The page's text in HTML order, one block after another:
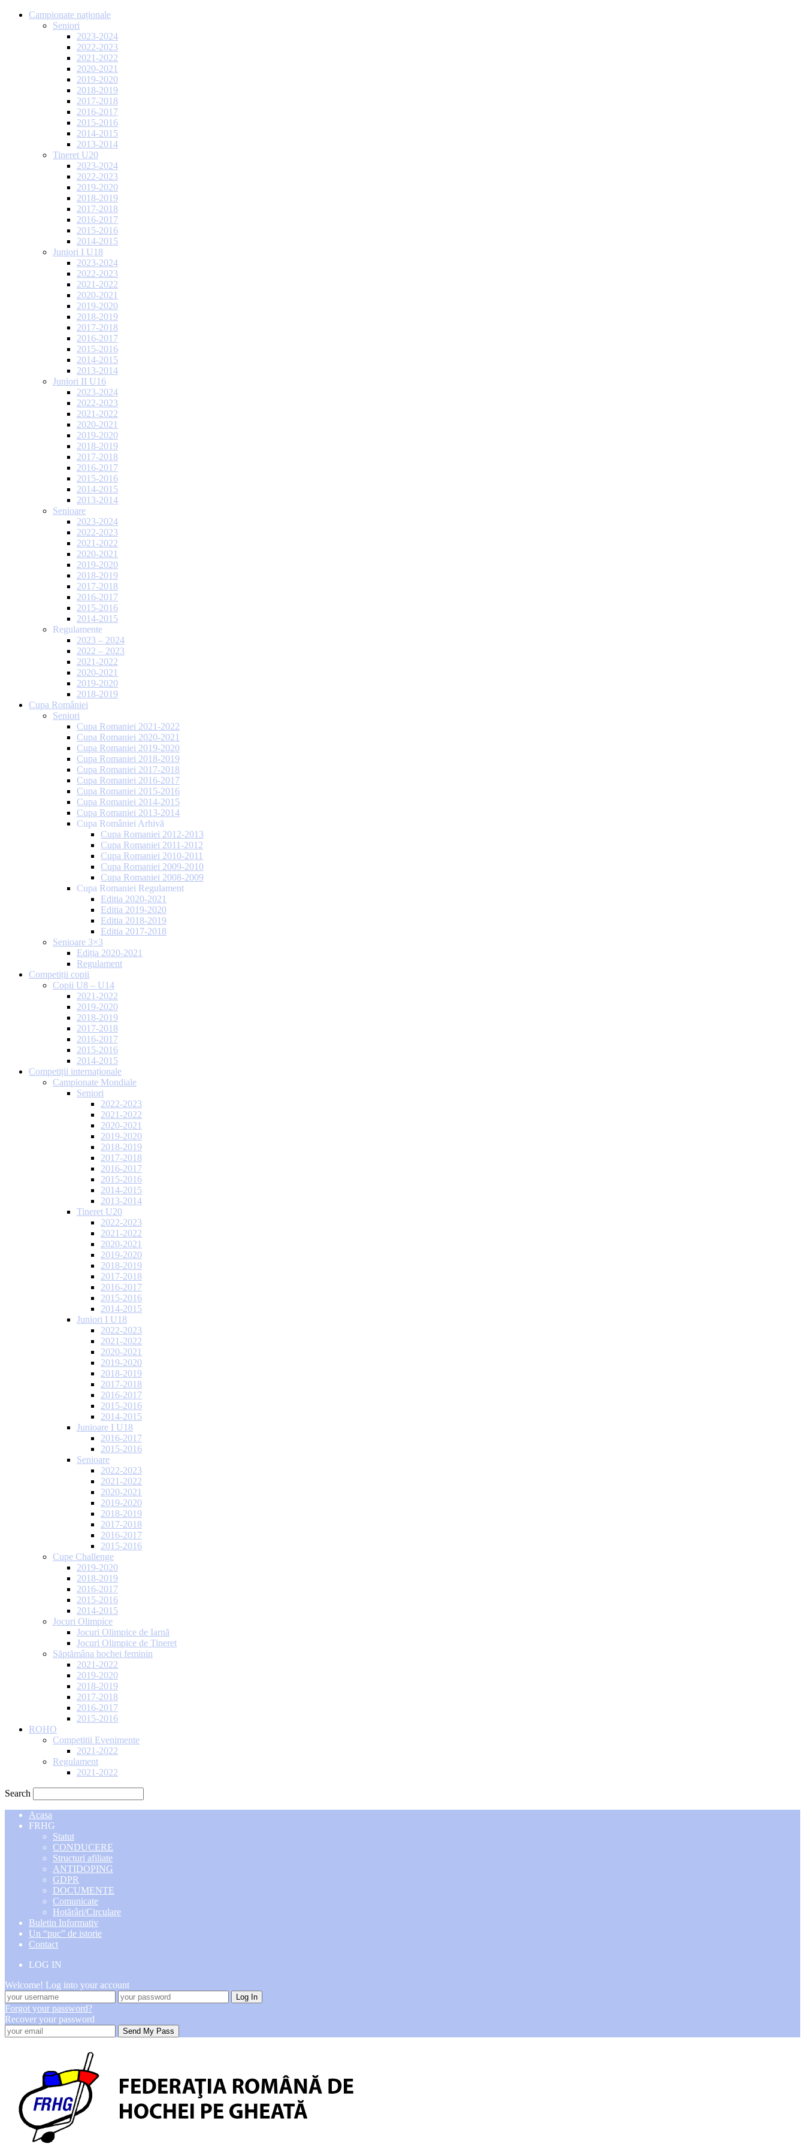
Campionate naționale
Seniori
2023-2024
2022-2023
2021-2022
2020-2021
2019-2020
2018-2019
2017-2018
2016-2017
2015-2016
2014-2015
2013-2014
Tineret U20
2023-2024
2022-2023
2019-2020
2018-2019
2017-2018
2016-2017
2015-2016
2014-2015
Juniori I U18
2023-2024
2022-2023
2021-2022
2020-2021
2019-2020
2018-2019
2017-2018
2016-2017
2015-2016
2014-2015
2013-2014
Juniori II U16
2023-2024
2022-2023
2021-2022
2020-2021
2019-2020
2018-2019
2017-2018
2016-2017
2015-2016
2014-2015
2013-2014
Senioare
2023-2024
2022-2023
2021-2022
2020-2021
2019-2020
2018-2019
2017-2018
2016-2017
2015-2016
2014-2015
Regulamente
2023 – 2024
2022 – 2023
2021-2022
2020-2021
2019-2020
2018-2019
Cupa României
Seniori
Cupa Romaniei 2021-2022
Cupa Romaniei 2020-2021
Cupa Romaniei 2019-2020
Cupa Romaniei 2018-2019
Cupa Romaniei 2017-2018
Cupa Romaniei 2016-2017
Cupa Romaniei 2015-2016
Cupa Romaniei 2014-2015
Cupa Romaniei 2013-2014
Cupa României Arhivă
Cupa Romaniei 2012-2013
Cupa Romaniei 2011-2012
Cupa Romaniei 2010-2011
Cupa Romaniei 2009-2010
Cupa Romaniei 2008-2009
Cupa Romaniei Regulament
Editia 2020-2021
Editia 2019-2020
Editia 2018-2019
Editia 2017-2018
Senioare 3×3
Ediția 2020-2021
Regulament
Competiții copii
Copii U8 – U14
2021-2022
2019-2020
2018-2019
2017-2018
2016-2017
2015-2016
2014-2015
Competiții internaționale
Campionate Mondiale
Seniori
2022-2023
2021-2022
2020-2021
2019-2020
2018-2019
2017-2018
2016-2017
2015-2016
2014-2015
2013-2014
Tineret U20
2022-2023
2021-2022
2020-2021
2019-2020
2018-2019
2017-2018
2016-2017
2015-2016
2014-2015
Juniori I U18
2022-2023
2021-2022
2020-2021
2019-2020
2018-2019
2017-2018
2016-2017
2015-2016
2014-2015
Junioare I U18
2016-2017
2015-2016
Senioare
2022-2023
2021-2022
2020-2021
2019-2020
2018-2019
2017-2018
2016-2017
2015-2016
Cupe Challenge
2019-2020
2018-2019
2016-2017
2015-2016
2014-2015
Jocuri Olimpice
Jocuri Olimpice de Iarnă
Jocuri Olimpice de Tineret
Săptămâna hochei feminin
2021-2022
2019-2020
2018-2019
2017-2018
2016-2017
2015-2016
ROHO
Competitii Evenimente
2021-2022
Regulament
2021-2022
Search
Acasa
FRHG
Statut
CONDUCERE
Structuri afiliate
ANTIDOPING
GDPR
DOCUMENTE
Comunicate
Hotărâri/Circulare
Buletin Informativ
Un “puc” de istorie
Contact
LOG IN
Welcome! Log into your account
Forgot your password?
Recover your password